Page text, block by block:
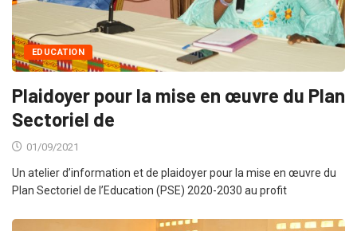
EDUCATION
Plaidoyer pour la mise en œuvre du Plan
Sectoriel de
01/09/2021
Un atelier d’information et de plaidoyer pour la mise en œuvre du
Plan Sectoriel de l’Education (PSE) 2020-2030 au profit